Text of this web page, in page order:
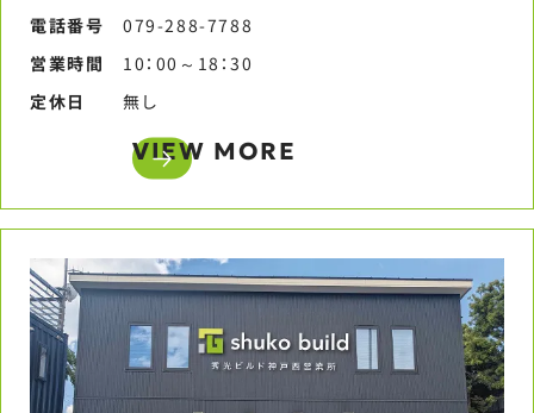
電話番号​
079-288-7788​
営業時間​
10：00～18：30​
定休日​
無し​
VIEW MORE